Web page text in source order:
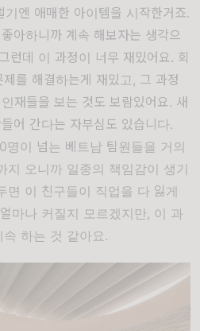
엔 애매한 아이템을 시작한거죠.
아하니까 계속 해보자는 생각으
런데 이 과정이 너무 재밌어요. 회
를 해결하는게 재밌고, 그 과정
재들을 보는 것도 보람있어요. 새
어 간다는 자부심도 있습니다.
이 넘는 베트남 팀원들을 거의
지 오니까 일종의 책임감이 생기
면 이 친구들이 직업을 다 잃게
마나 커질지 모르겠지만, 이 과
하는 것 같아요.